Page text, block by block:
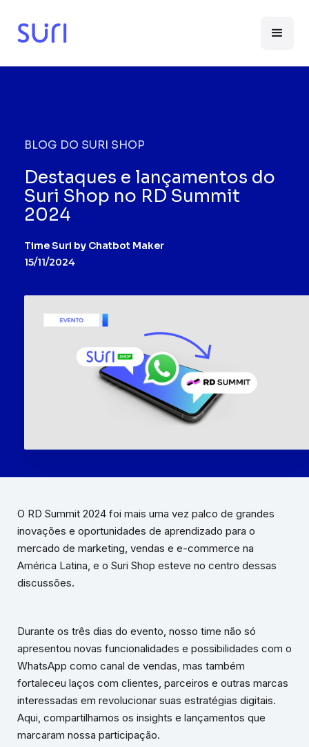
BLOG DO SURI SHOP
Destaques e lançamentos do
Suri Shop no RD Summit
2024
Time Suri by Chatbot Maker
15/11/2024
O RD Summit 2024 foi mais uma vez palco de grandes
inovações e oportunidades de aprendizado para o
mercado de marketing, vendas e e-commerce na
América Latina, e o Suri Shop esteve no centro dessas
discussões.
Durante os três dias do evento, nosso time não só
apresentou novas funcionalidades e possibilidades com o
WhatsApp como canal de vendas, mas também
fortaleceu laços com clientes, parceiros e outras marcas
interessadas em revolucionar suas estratégias digitais.
Aqui, compartilhamos os insights e lançamentos que
marcaram nossa participação.